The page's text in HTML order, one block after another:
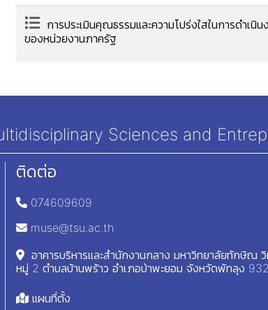
การประเมินคุณธรรมและความโปร่งใสในการดำเนิน
ของหน่วยงานภาครัฐ
Sciences and
ติดต่อ
074609609
muse@tsu.ac.th
อาคารบริหารและสำนักงานกลาง มหาวิทยาลัยทักษิณ
หมู่ 2 ตำบลบ้านพร้าว อำเภอป่าพะยอม จังหวัดพัทลุง
แผนที่ตั้ง